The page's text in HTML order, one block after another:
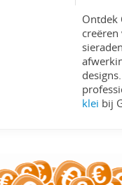
Ontdek
klei bij